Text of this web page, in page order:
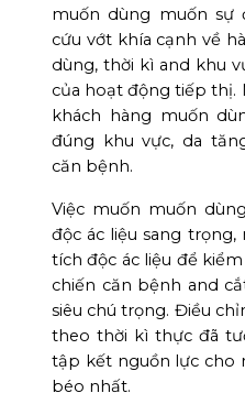
muốn dùng muốn sự
cứu vớt khía cạnh về
dùng, thời kì and khu
của hoạt động tiếp thị.
khách hàng muốn
đúng khu vực, da
căn bệnh.
Việc muốn muốn
độc ác liệu sang
tích độc ác liệu để
chiến căn bệnh and
siêu chú trọng. Điều
theo thời kì thực đã
tập kết nguồn lực cho
béo nhất.